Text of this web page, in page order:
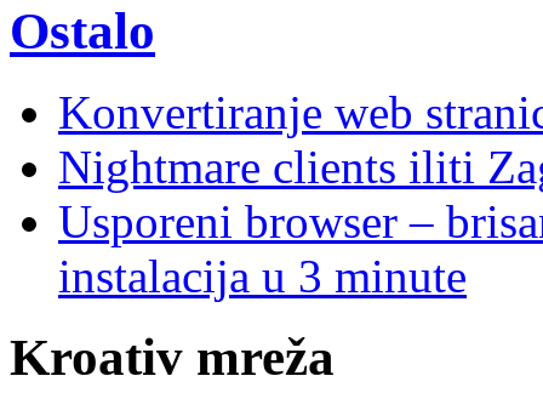
Ostalo
Konvertiranje web
Nightmare clients iliti
Usporeni browser –
instalacija u 3 minute
Kroativ mreža